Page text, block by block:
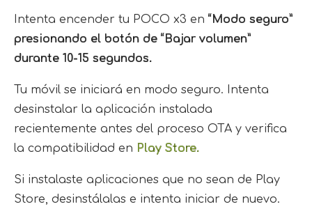
Intenta encender tu POCO x3 en “Modo seguro”
presionando el botón de “Bajar volumen”
durante 10-15 segundos.
Tu móvil se iniciará en modo seguro. Intenta
desinstalar la aplicación instalada
recientemente antes del proceso OTA y verifica
la compatibilidad en Play Store.
Si instalaste aplicaciones que no sean de Play
Store, desinstálalas e intenta iniciar de nuevo.